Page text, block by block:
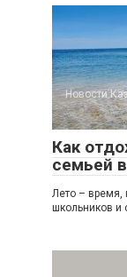
Новости
Как
семьей
Лето – время,
школьников и